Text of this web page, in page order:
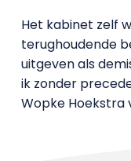
Het kabinet zelf
terughoudende
uitgeven als
ik zonder
Wopke Hoekstra